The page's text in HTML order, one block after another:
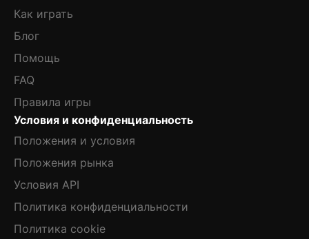
Как играть
Блог
Помощь
FAQ
Правила игры
Условия и конфиденциальность
Положения и условия
Положения рынка
Условия API
Политика конфиденциальности
Политика cookie